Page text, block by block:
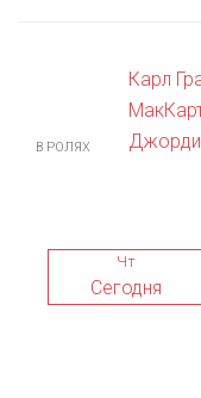
В РОЛЯХ
Карл
Чт
Сегодня